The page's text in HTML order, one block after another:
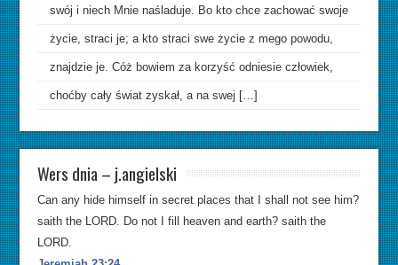
swój i niech Mnie naśladuje. Bo kto chce zachować swoje
życie, straci je; a kto straci swe życie z mego powodu,
znajdzie je. Cóż bowiem za korzyść odniesie człowiek,
choćby cały świat zyskał, a na swej […]
Wers dnia – j.angielski
Can any hide himself in secret places that I shall not see him?
saith the LORD. Do not I fill heaven and earth? saith the
LORD.